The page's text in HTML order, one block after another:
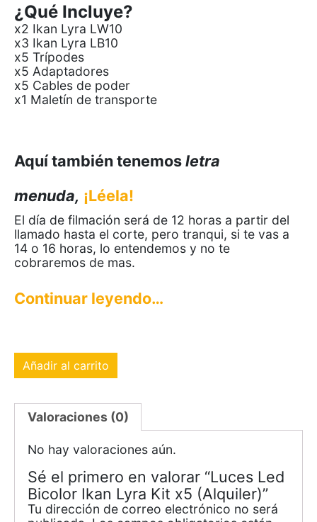
¿Qué Incluye?
x2 Ikan Lyra LW10
x3 Ikan Lyra LB10
x5 Trípodes
x5 Adaptadores
x5 Cables de poder
x1 Maletín de transporte
Aquí también tenemosletra
menuda, ¡Léela!
El día de filmación será de 12 horas a partir del
llamado hasta el corte, pero tranqui, si te vas a
14 o 16 horas, lo entendemos y no te
cobraremos de mas.
Continuar leyendo…
Añadir al carrito
Valoraciones (0)
No hay valoraciones aún.
Sé el primero en valorar “Luces Led
Bicolor Ikan Lyra Kit x5 (Alquiler)”
Tu dirección de correo electrónico no será